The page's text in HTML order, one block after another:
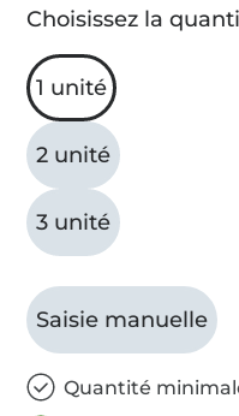
Choisissez la
1 unité
2 unité
3 unité
Saisie manuelle
Quantité